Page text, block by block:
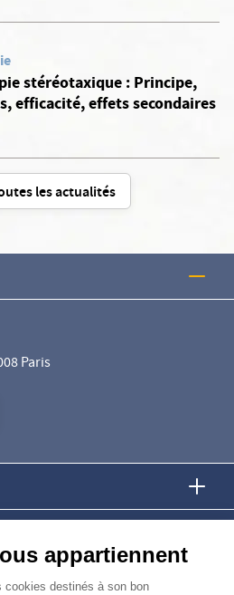
appartiennent
destinés à son bon
stéréotaxique : Principe,
efficacité, effets secondaires
les actualités
Paris